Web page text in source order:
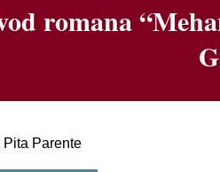
romana
Pita Parente